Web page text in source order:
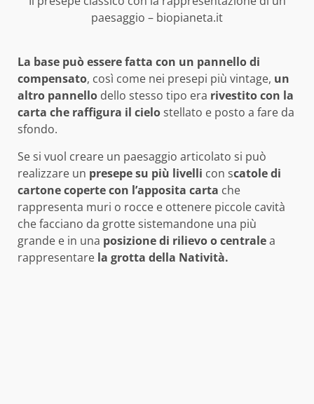
paesaggio – biopianeta.it
La base può essere fatta con un pannello di
compensato, così come nei presepi più vintage, un
altro pannello dello stesso tipo era rivestito con la
carta che raffigura il cielostellato e posto a fare da
sfondo.
Se si vuol creare un paesaggio articolato si può
realizzare un presepe su più livelli con scatole di
cartone coperte con l’apposita carta che
rappresenta muri o rocce e ottenere piccole cavità
che facciano da grotte sistemandone una più
grande e in una posizione di rilievo o centralea
rappresentare la grotta della Natività.